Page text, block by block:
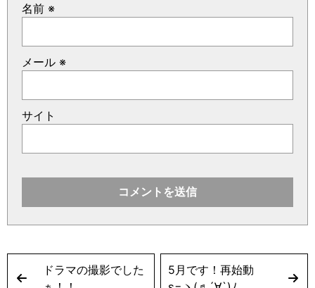
名前 ※
メール ※
サイト
ドラマの撮影でした
5月です！再始動